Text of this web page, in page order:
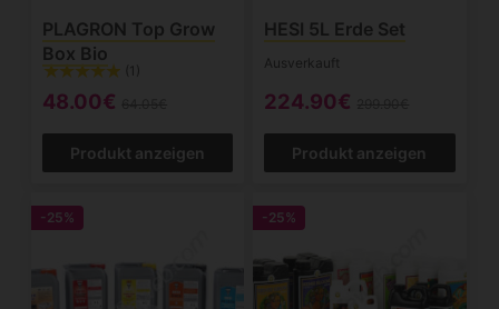
PLAGRON Top Grow
Box Bio
(1)
48.00€
Produkt anzeigen
HESI 5L Erde Set
Ausverkauft
224.90€
Produkt anzeigen
-25% -25%